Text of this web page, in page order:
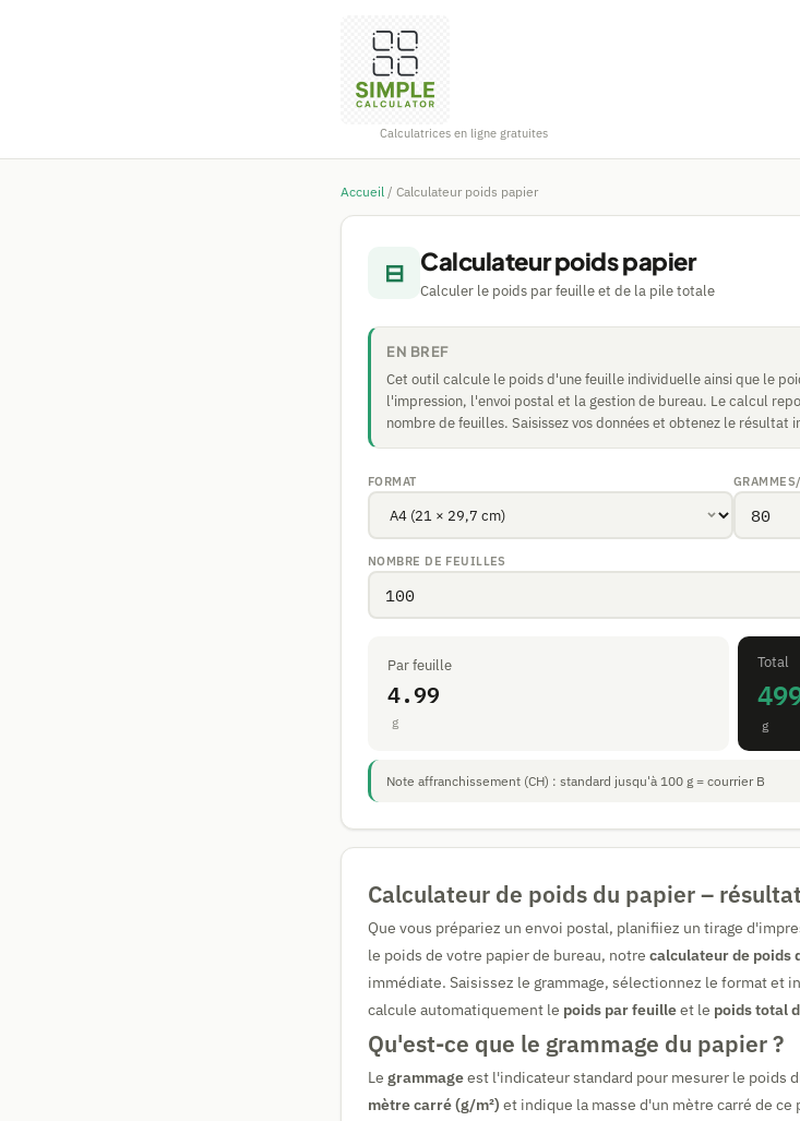
Calculatrices en ligne gratuites
Accueil / Calculateur poids papier
⊟ Calculateur poids papier
Calculer le poids par feuille et de la pile totale
EN BREF
Cet outil calcule le poids d'une feuille individuelle ainsi que le
l'impression, l'envoi postal et la gestion de bureau. Le calcul
nombre de feuilles. Saisissez vos données et obtenez le résultat
FORMAT
NOMBRE DE FEUILLES
Par feuille
4.99
g
Total
g
Note affranchissement (CH) : standard jusqu'à 100 g = courrier B
Calculateur de poids du papier –
Que vous prépariez un envoi postal, planifiiez un tirage
le poids de votre papier de bureau, notre calculateur de poids
immédiate. Saisissez le grammage, sélectionnez le format et
calcule automatiquement le poids par feuilleet le poids total
Qu'est-ce que le grammage du papier ?
Le grammageest l'indicateur standard pour mesurer le poids
mètre carré (g/m²) et indique la masse d'un mètre carré de